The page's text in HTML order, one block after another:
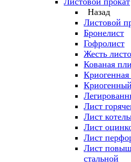
Назад
Листовой
Бронелист
Гофролист
Жесть
Кованая
Лист
Лист
Лист
Лист
Лист
стальной